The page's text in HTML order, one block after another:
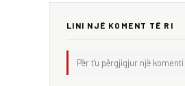
LINI NJË KOMENT TË RI
Për t'u përgjigjur një